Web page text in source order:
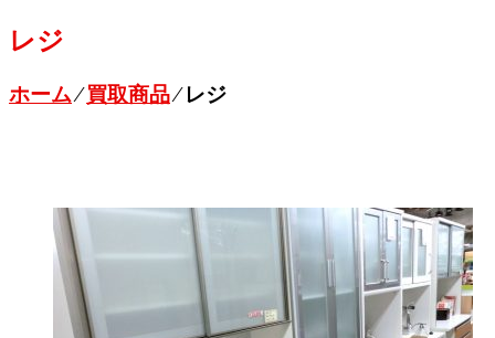
レジ
ホーム⁄買取商品⁄レジ